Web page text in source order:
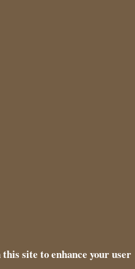
this site to enhance your user